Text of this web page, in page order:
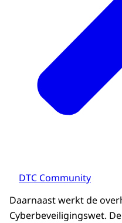
DTC Community
Daarnaast werkt de
Cyberbeveiligingswet.